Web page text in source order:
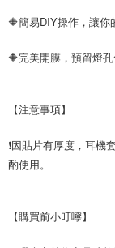
🔶簡易DIY操作，讓你
🔶完美開膜，預留燈
【注意事項】
❗因貼片有厚度，耳
酌使用。
【購買前小叮嚀】